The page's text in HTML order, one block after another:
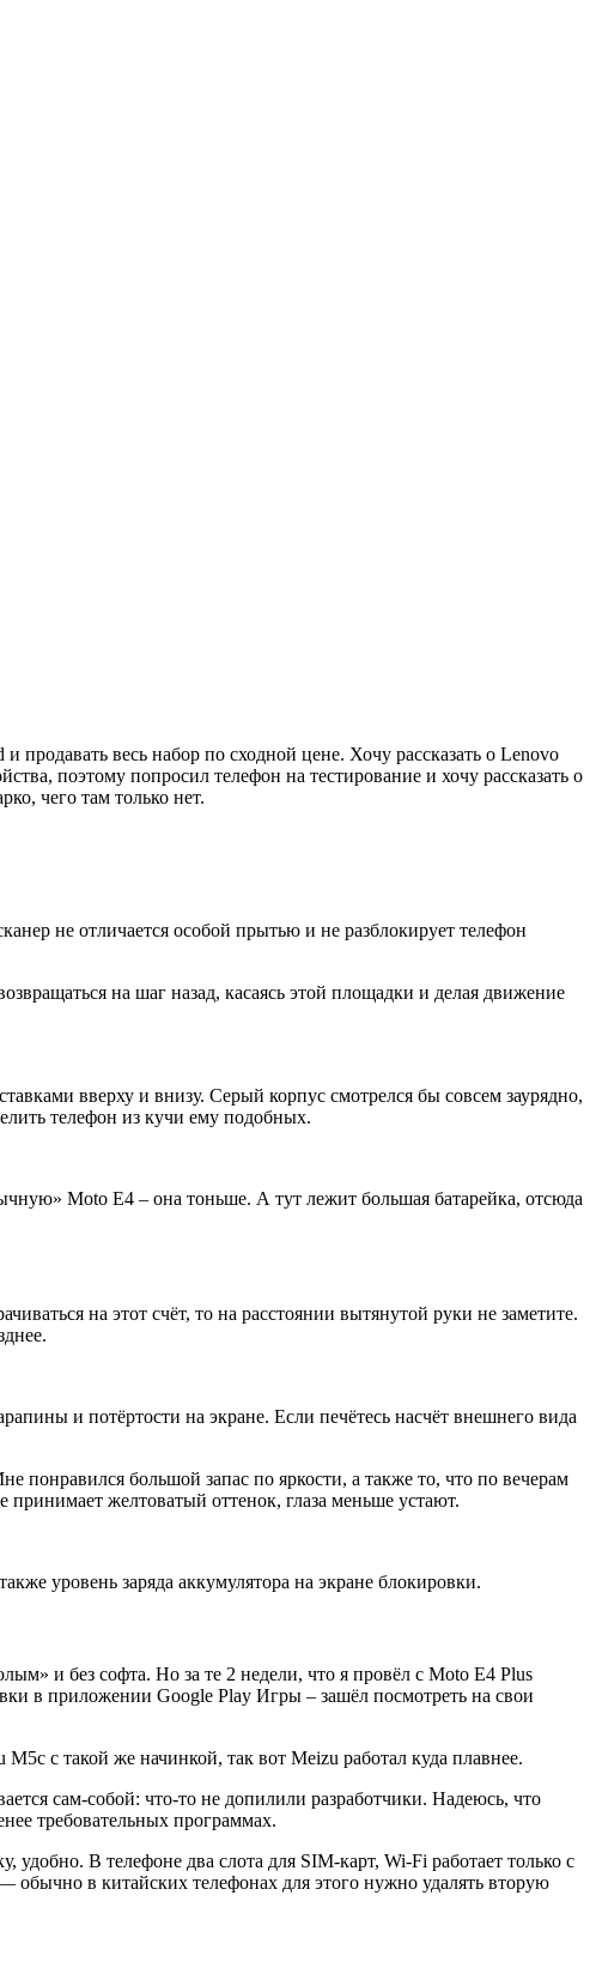
весь набор по сходной цене. Хочу рассказать о Lenovo
поэтому попросил телефон на тестирование и хочу рассказать о
чего там только нет.
не отличается особой прытью и не разблокирует телефон
на шаг назад, касаясь этой площадки и делая движение
вверху и внизу. Серый корпус смотрелся бы совсем заурядно,
телефон из кучи ему подобных.
Moto E4 – она тоньше. А тут лежит большая батарейка, отсюда
на этот счёт, то на расстоянии вытянутой руки не заметите.
и потёртости на экране. Если печётесь насчёт внешнего вида
большой запас по яркости, а также то, что по вечерам
желтоватый оттенок, глаза меньше устают.
уровень заряда аккумулятора на экране блокировки.
и без софта. Но за те 2 недели, что я провёл с Moto E4 Plus
в приложении Google Play Игры – зашёл посмотреть на свои
с такой же начинкой, так вот Meizu работал куда плавнее.
сам-собой: что-то не допилили разработчики. Надеюсь, что
требовательных программах.
В телефоне два слота для SIM-карт, Wi-Fi работает только с
в китайских телефонах для этого нужно удалять вторую